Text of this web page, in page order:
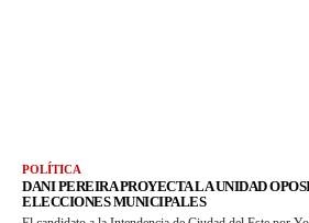
POLÍTICA
DANI PEREIRA PROYECTA LA UNIDAD
ELECCIONES MUNICIPALES